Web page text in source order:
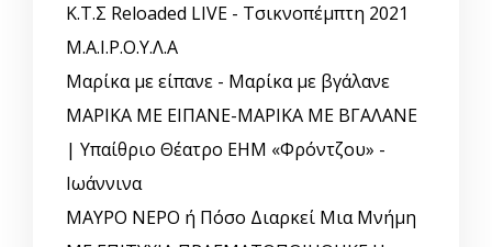
Κ.Τ.Σ Reloaded LIVE - Τσικνοπέμπτη 2021
Μ.Α.Ι.Ρ.Ο.Υ.Λ.Α
Μαρίκα με είπανε - Μαρίκα με βγάλανε
ΜΑΡΙΚΑ ΜΕ ΕΙΠΑΝΕ-ΜΑΡΙΚΑ ΜΕ ΒΓΑΛΑΝΕ
| Υπαίθριο Θέατρο ΕΗΜ «Φρόντζου» -
Ιωάννινα
ΜΑΥΡΟ ΝΕΡΟ ή Πόσο Διαρκεί Μια Μνήμη